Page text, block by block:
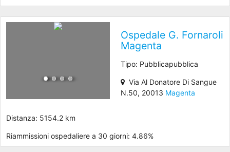
Ospedale G. Fornaroli
Magenta
Tipo: Pubblicapubblica
Via Al Donatore Di Sangue
N.50, 20013 Magenta
Distanza: 5154.2 km
Riammissioni ospedaliere a 30 giorni: 4.86%